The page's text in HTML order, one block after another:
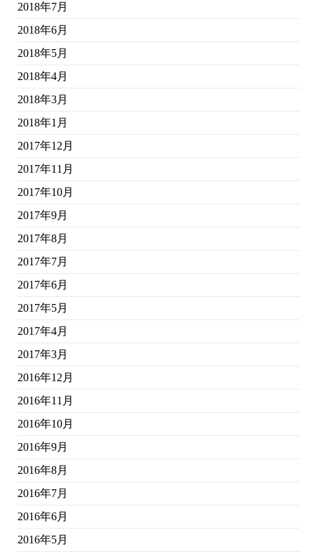
2018年7月
2018年6月
2018年5月
2018年4月
2018年3月
2018年1月
2017年12月
2017年11月
2017年10月
2017年9月
2017年8月
2017年7月
2017年6月
2017年5月
2017年4月
2017年3月
2016年12月
2016年11月
2016年10月
2016年9月
2016年8月
2016年7月
2016年6月
2016年5月